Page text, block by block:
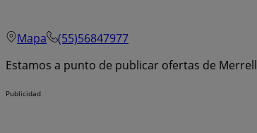
Mapa
(55)56847977
Estamos a punto de publicar ofertas de Merrell
Publicidad